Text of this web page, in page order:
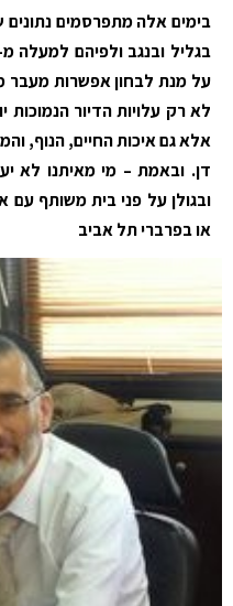
בימים אלה מתפרסמים
על מנת לבחון אפשרות מעבר
לא רק עלויות הדיור הנמוכות
אלא גם איכות החיים, הנוף,
דן. ובאמת – מי מאיתנו לא
ובגולן על פני בית משותף
או בפרברי תל אביב